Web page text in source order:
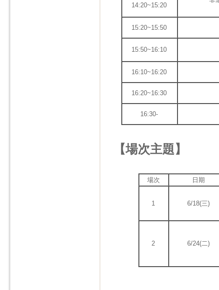
14:20~15:20
15:20~15:50
15:50~16:10
16:10~16:20
16:20~16:30
16:30-
【場次主題】
場次 日期
1 6/18(三)
2 6/24(二)